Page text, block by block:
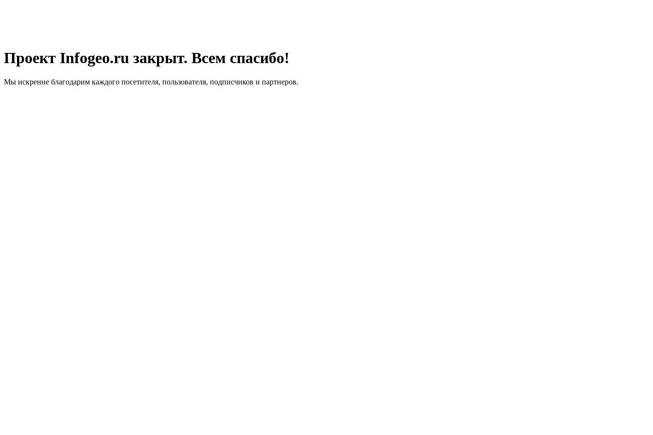
Проект Infogeo.ru закрыт. Всем спасибо!
Мы искренне благодарим каждого посетителя, пользователя, подписчиков и партнеров.